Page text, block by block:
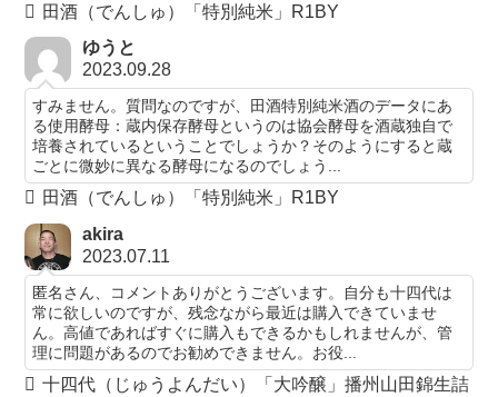
田酒（でんしゅ）「特別純米」R1BY
ゆうと
2023.09.28
すみません。質問なのですが、田酒特別純米酒のデータにあ
る使用酵母：蔵内保存酵母というのは協会酵母を酒蔵独自で
培養されているということでしょうか？そのようにすると蔵
ごとに微妙に異なる酵母になるのでしょう...
田酒（でんしゅ）「特別純米」R1BY
akira
2023.07.11
匿名さん、コメントありがとうございます。自分も十四代は
常に欲しいのですが、残念ながら最近は購入できていませ
ん。高値であればすぐに購入もできるかもしれませんが、管
理に問題があるのでお勧めできません。お役...
十四代（じゅうよんだい）「大吟醸」播州山田錦生詰